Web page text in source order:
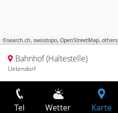
©search.ch, swisstopo, OpenStreetMap, others
Bahnhof (Haltestelle)
Uetendorf
Tel Wetter Karte